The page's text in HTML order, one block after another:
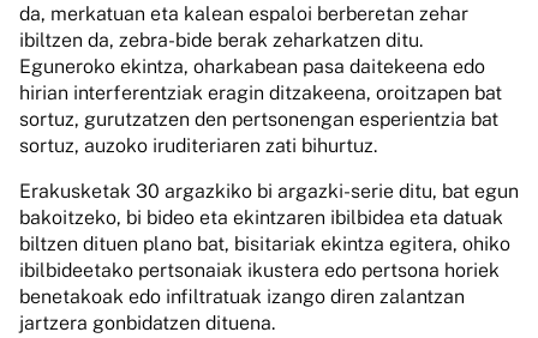
da, merkatuan eta kalean espaloi berberetan zehar
ibiltzen da, zebra-bide berak zeharkatzen ditu.
Eguneroko ekintza, oharkabean pasa daitekeena edo
hirian interferentziak eragin ditzakeena, oroitzapen bat
sortuz, gurutzatzen den pertsonengan esperientzia bat
sortuz, auzoko iruditeriaren zati bihurtuz.
Erakusketak 30 argazkiko bi argazki-serie ditu, bat egun
bakoitzeko, bi bideo eta ekintzaren ibilbidea eta datuak
biltzen dituen plano bat, bisitariak ekintza egitera, ohiko
ibilbideetako pertsonaiak ikustera edo pertsona horiek
benetakoak edo infiltratuak izango diren zalantzan
jartzera gonbidatzen dituena.